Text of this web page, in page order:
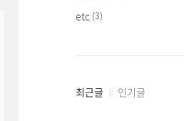
etc (3)
최
최근글 인기글